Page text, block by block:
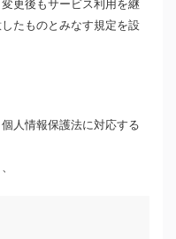
更後もサービス利用を継
たものとみなす規定を設
人情報保護法に対応する